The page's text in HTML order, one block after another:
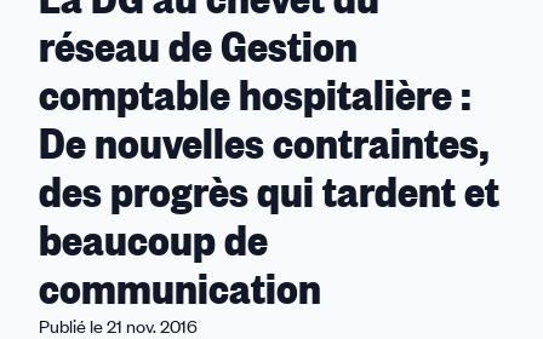
ici
chevet
du
réseau
de
Gestion
comptable
hospitalière :
De
nouvelles
réseau de Gestion
comptable hospitalière :
De nouvelles contraintes,
des progrès qui tardent et
beaucoup de
communication
Publié le 21 nov. 2016